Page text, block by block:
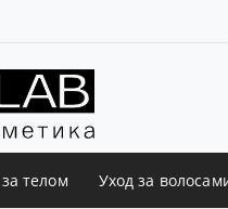
телом Уход за